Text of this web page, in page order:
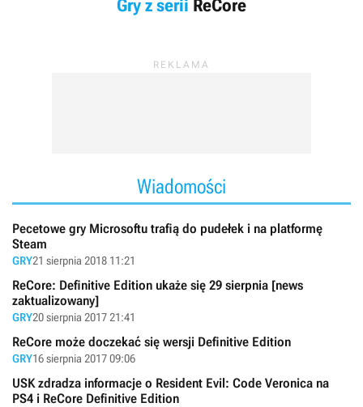
Gry z serii ReCore
Wiadomości
Pecetowe gry Microsoftu trafią do pudełek i na platformę
Steam
GRY21 sierpnia 2018 11:21
ReCore: Definitive Edition ukaże się 29 sierpnia [news
zaktualizowany]
GRY20 sierpnia 2017 21:41
ReCore może doczekać się wersji Definitive Edition
GRY16 sierpnia 2017 09:06
USK zdradza informacje o Resident Evil: Code Veronica na
PS4 i ReCore Definitive Edition